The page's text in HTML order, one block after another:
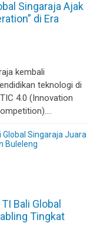
Singaraja Ajak
di Era
kembali
teknologi di
4.0 (Innovation
Bali Global
Tingkat